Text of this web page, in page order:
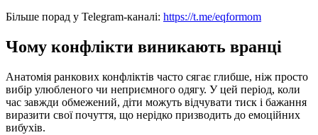
Більше порад у Telegram-каналі: https://t.me/eqformom
Чому конфлікти виникають вранці
Анатомія ранкових конфліктів часто сягає глибше, ніж просто
вибір улюбленого чи неприємного одягу. У цей період, коли
час завжди обмежений, діти можуть відчувати тиск і бажання
виразити свої почуття, що нерідко призводить до емоційних
вибухів.